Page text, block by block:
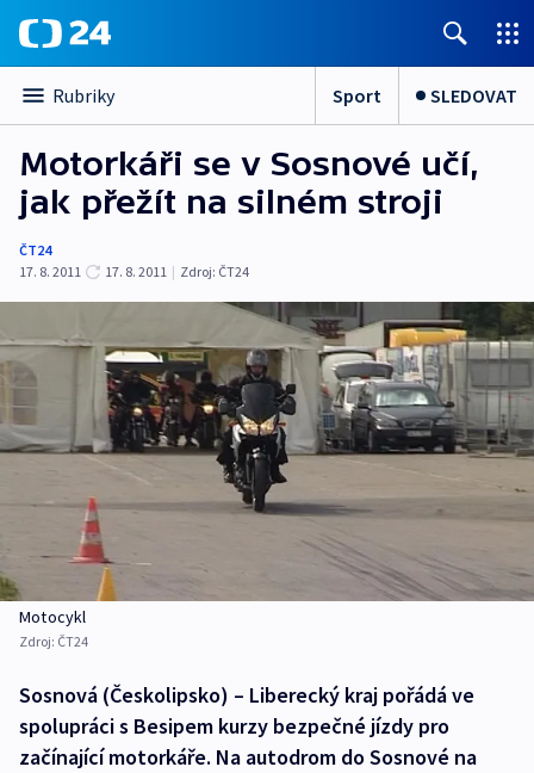
Rubriky Sport SLEDOVAT
Motorkáři se v Sosnové učí,
jak přežít na silném stroji
ČT24
17. 8. 2011
17. 8. 2011 | Zdroj: ČT24
Motocykl
Zdroj: ČT24
Sosnová (Českolipsko) – Liberecký kraj pořádá ve
spolupráci s Besipem kurzy bezpečné jízdy pro
začínající motorkáře. Na autodrom do Sosnové na